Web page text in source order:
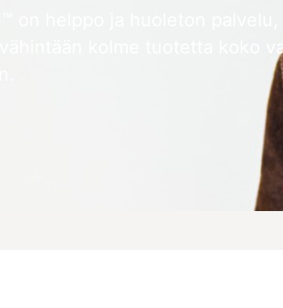
on helppo ja huoleton
vähintään kolme tuotetta koko